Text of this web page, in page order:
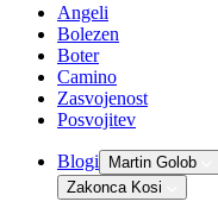
Angeli
Bolezen
Boter
Camino
Zasvojenost
Posvojitev
Blogi Martin Golob
Zakonca Kosi